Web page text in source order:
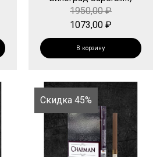
1950,00₽
1073,00 ₽
В корзину
Скидка 45%